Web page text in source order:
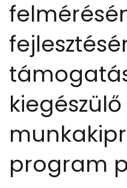
kiegészülő
program